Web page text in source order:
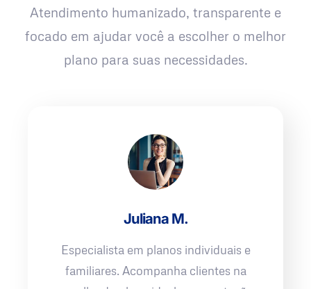
Atendimento humanizado, transparente e
focado em ajudar você a escolher o melhor
plano para suas necessidades.
Juliana M.
Especialista em planos individuais e
familiares. Acompanha clientes na